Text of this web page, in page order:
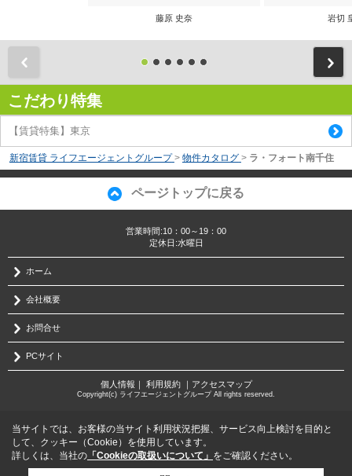
藤原 史奈 岩切
こだわり特集
【賃貸特集】東京
新宿賃貸 ライフエージェントグループ > 物件カタログ > ラ・フォート南千住
ページトップに戻る
営業時間:10：00～19：00
定休日:水曜日
ホーム
会社概要
お問合せ
PCサイト
個人情報 利用規約｜ アクセスマップ
Copyright(c) ライフエージェントグループ All rights reserved.
当サイトでは、お客様の当サイト利用状況把握、サービス向上検討を目的と
して、クッキー（Cookie）を使用しています。
詳しくは、当社の 「Cookieの取扱いについて」 をご確認ください。